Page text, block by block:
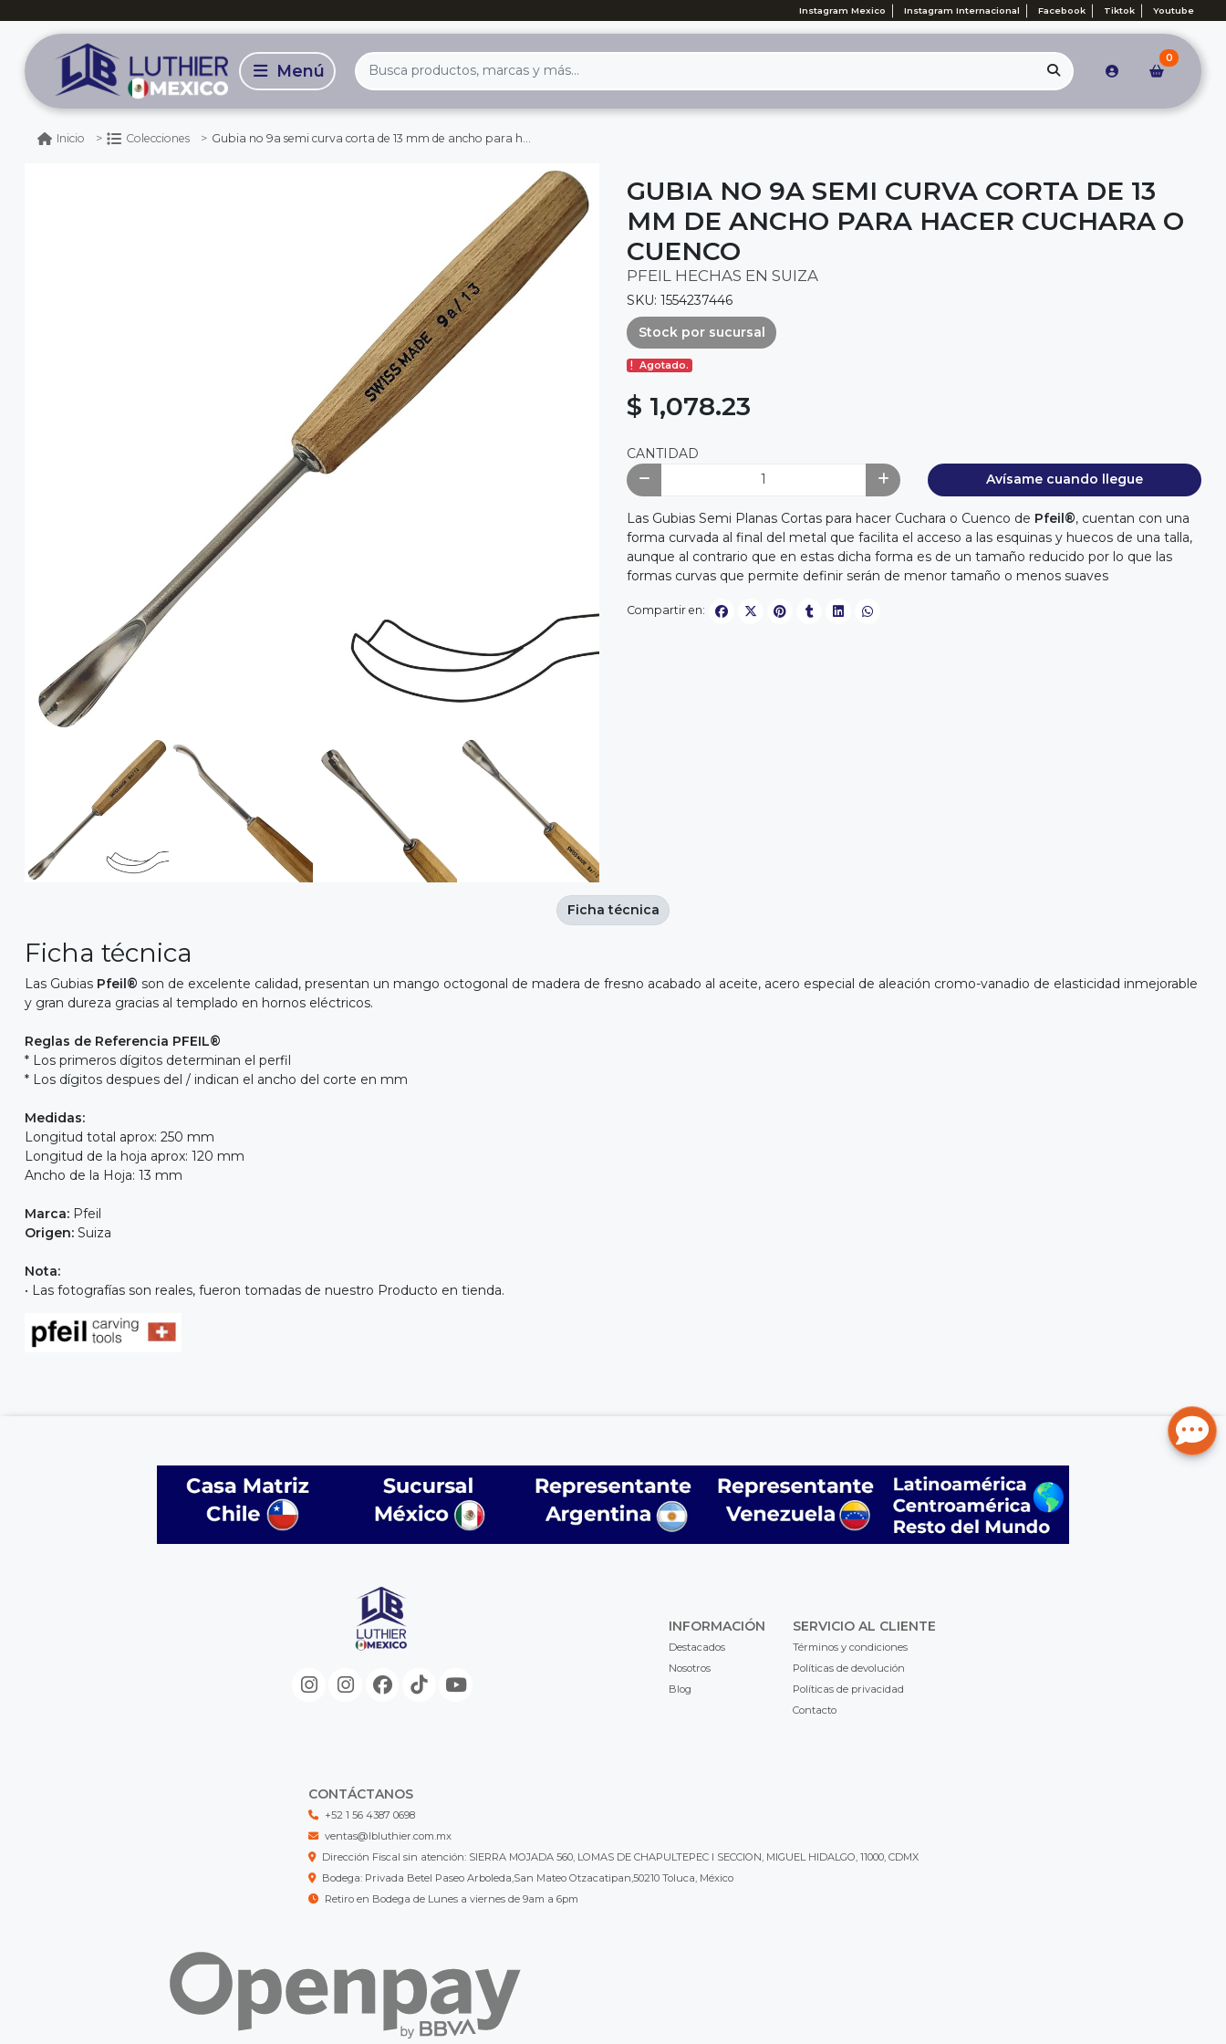
Instagram Mexico Instagram Internacional Facebook Tiktok Youtube
0
Inicio Colecciones Gubia no 9a semi curva corta de 13 mm de ancho para hacer cuchara o cuenco
GUBIA NO 9A SEMI CURVA CORTA DE 13
MM DE ANCHO PARA HACER CUCHARA O
CUENCO
PFEIL HECHAS EN SUIZA
SKU: 1554237446
Stock por sucursal
Agotado.
$ 1,078.23
CANTIDAD
Avísame cuando llegue
Las Gubias Semi Planas Cortas para hacer Cuchara o Cuenco de Pfeil®, cuentan con una
forma curvada al final del metal que facilita el acceso a las esquinas y huecos de una talla,
aunque al contrario que en estas dicha forma es de un tamaño reducido por lo que las
formas curvas que permite definir serán de menor tamaño o menos suaves
Compartir en:
Ficha técnica
Las Gubias Pfeil® son de excelente calidad, presentan un mango octogonal de madera de fresno acabado al aceite, acero especial de aleación cromo-vanadio de elasticidad inmejorable
y gran dureza gracias al templado en hornos eléctricos.
Reglas de Referencia PFEIL®
* Los primeros dígitos determinan el perfil
* Los dígitos despues del / indican el ancho del corte en mm
Medidas:
Longitud total aprox: 250 mm
Longitud de la hoja aprox: 120 mm
Ancho de la Hoja: 13 mm
Marca: Pfeil
Origen: Suiza
Nota:
• Las fotografías son reales, fueron tomadas de nuestro Producto en tienda.
Ficha técnica
INFORMACIÓN
Destacados
Nosotros
Blog
SERVICIO AL CLIENTE
Términos y condiciones
Políticas de devolución
Políticas de privacidad
Contacto
CONTÁCTANOS
+52 1 56 4387 0698
ventas@lbluthier.com.mx
Dirección Fiscal sin atención: SIERRA MOJADA 560, LOMAS DE CHAPULTEPEC I SECCION, MIGUEL HIDALGO, 11000, CDMX
Bodega: Privada Betel Paseo Arboleda,San Mateo Otzacatipan,50210 Toluca, México
Retiro en Bodega de Lunes a viernes de 9am a 6pm